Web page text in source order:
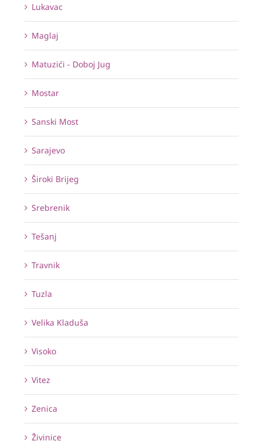
Lukavac
Maglaj
Matuzići - Doboj Jug
Mostar
Sanski Most
Sarajevo
Široki Brijeg
Srebrenik
Tešanj
Travnik
Tuzla
Velika Kladuša
Visoko
Vitez
Zenica
Živinice